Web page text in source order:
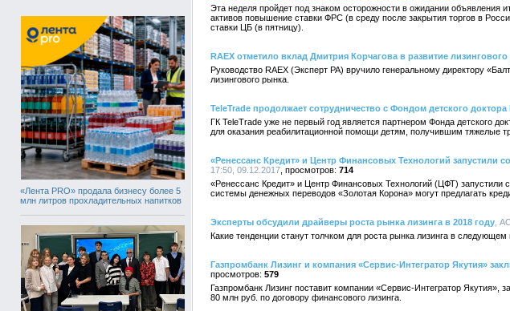
«Лента PRO» продала бизнесу более 5
млн литров прохладительных напитков
Эта неделя пройдет под знаком осторожности в ожидании объявления
активов повышение ставки ФРС (в среду после закрытия торгов в
ставки ЦБ (в пятницу).
RAEX отметило вклад Дмитрия Корчагова в развитие
Руководство RAEX (Эксперт РА) вручило генеральному директору
лизингового рынка.
TeleTrade продолжает сотрудничество с Фондом детского
ГК TeleTrade уже не первый год является партнером Фонда детского
для оказания реабилитационной помощи детям, получившим тяжелые
«Ренессанс Кредит» и Центр Финансовых Технологий запустили
17:50, 09.12.2017
714
«Ренессанс Кредит» и Центр Финансовых Технологий (ЦФТ) запустили
системы денежных переводов «Золотая Корона» могут предлагать
Эксперты обсудили драйверы роста рынка лизинга в 2018 году ,
Какие тенденции станут толчком для роста рынка лизинга в
Газпромбанк Лизинг и компания «Сервис-Интегратор Якутия»
579
Газпромбанк Лизинг поставит компании «Сервис-Интегратор
80 млн руб. по договору финансового лизинга.